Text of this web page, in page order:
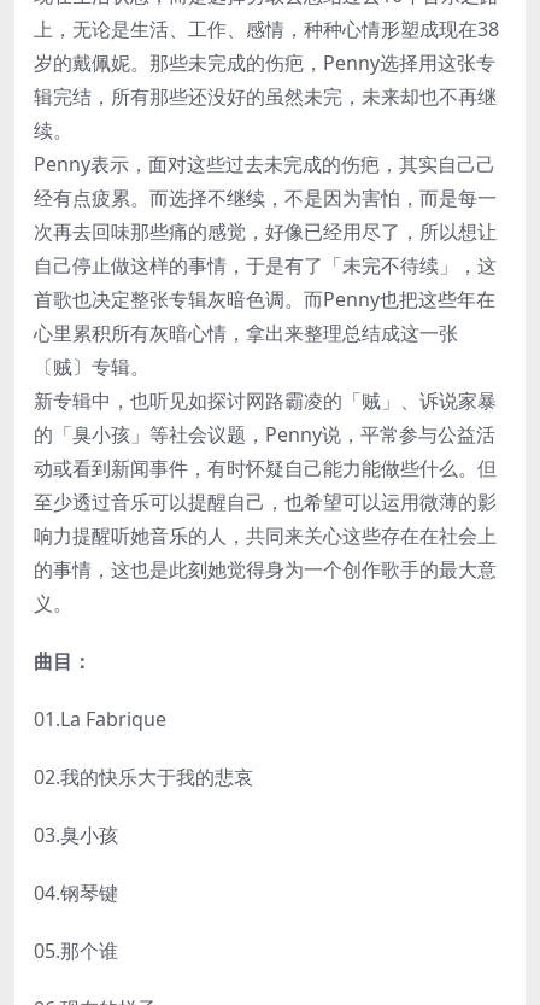
上，无论是生活、工作、感情，种种心情形塑成现在38
岁的戴佩妮。那些未完成的伤疤，Penny选择用这张专
辑完结，所有那些还没好的虽然未完，未来却也不再继
续。
Penny表示，面对这些过去未完成的伤疤，其实自己己
经有点疲累。而选择不继续，不是因为害怕，而是每一
次再去回味那些痛的感觉，好像已经用尽了，所以想让
自己停止做这样的事情，于是有了「未完不待续」，这
首歌也决定整张专辑灰暗色调。而Penny也把这些年在
心里累积所有灰暗心情，拿出来整理总结成这一张
〔贼〕专辑。
新专辑中，也听见如探讨网路霸凌的「贼」、诉说家暴
的「臭小孩」等社会议题，Penny说，平常参与公益活
动或看到新闻事件，有时怀疑自己能力能做些什么。但
至少透过音乐可以提醒自己，也希望可以运用微薄的影
响力提醒听她音乐的人，共同来关心这些存在在社会上
的事情，这也是此刻她觉得身为一个创作歌手的最大意
义。
曲目：
01.La Fabrique
02.我的快乐大于我的悲哀
03.臭小孩
04.钢琴键
05.那个谁